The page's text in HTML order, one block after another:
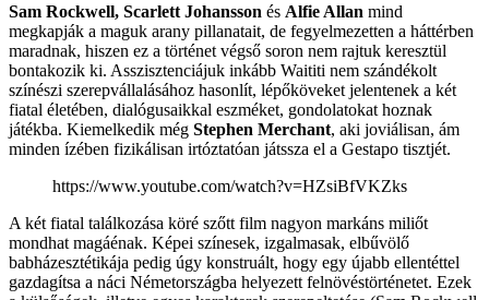
Sam Rockwell, Scarlett Johansson és Alfie Allan mind
megkapják a maguk arany pillanatait, de fegyelmezetten a háttérben
maradnak, hiszen ez a történet végső soron nem rajtuk keresztül
bontakozik ki. Asszisztenciájuk inkább Waititi nem szándékolt
színészi szerepvállalásához hasonlít, lépőköveket jelentenek a két
fiatal életében, dialógusaikkal eszméket, gondolatokat hoznak
játékba. Kiemelkedik még Stephen Merchant, aki joviálisan, ám
minden ízében fizikálisan irtóztatóan játssza el a Gestapo tisztjét.
https://www.youtube.com/watch?v=HZsiBfVKZks
A két fiatal találkozása köré szőtt film nagyon markáns miliőt
mondhat magáénak. Képei színesek, izgalmasak, elbűvölő
babházesztétikája pedig úgy konstruált, hogy egy újabb ellentéttel
gazdagítsa a náci Németországba helyezett felnövéstörténetet. Ezek